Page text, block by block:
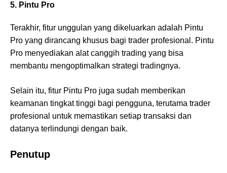
5. Pintu Pro
Terakhir, fitur unggulan yang dikeluarkan adalah Pintu
Pro yang dirancang khusus bagi trader profesional. Pintu
Pro menyediakan alat canggih trading yang bisa
membantu mengoptimalkan strategi tradingnya.
Selain itu, fitur Pintu Pro juga sudah memberikan
keamanan tingkat tinggi bagi pengguna, terutama trader
profesional untuk memastikan setiap transaksi dan
datanya terlindungi dengan baik.
Penutup